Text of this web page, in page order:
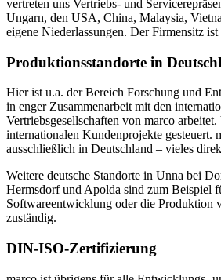
vertreten uns Vertriebs- und
Ungarn, den USA, China, Malaysia,
eigene Niederlassungen. Der Firmensitz
Produktionsstandorte in
Hier ist u.a. der Bereich Forschung und
in enger Zusammenarbeit mit den
Vertriebsgesellschaften von marco
internationalen Kundenprojekte gesteuert.
ausschließlich in Deutschland – vieles
Weitere deutsche Standorte in Unna bei
Hermsdorf und Apolda sind zum Beispiel
Softwareentwicklung oder die Produktion
zuständig.
DIN-ISO-Zertifizierung